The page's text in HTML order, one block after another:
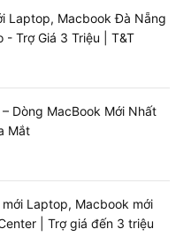
Laptop, Macbook Đà Nẵng
- Trợ Giá 3 Triệu | T&T
Dòng MacBook Mới Nhất
Mắt
Laptop, Macbook mới
| Trợ giá đến 3 triệu